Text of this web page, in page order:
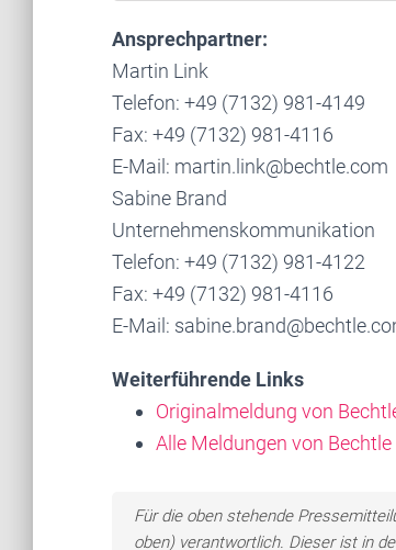
Ansprechpartner:
Martin Link
Telefon: +49 (7132) 981-4149
Fax: +49 (7132) 981-4116
E-Mail: martin.link@bechtle.com
Sabine Brand
Unternehmenskommunikation
Telefon: +49 (7132) 981-4122
Fax: +49 (7132) 981-4116
E-Mail:
Weiterführende Links
Originalmeldung von
Alle Meldungen von Bechtle
Für die oben stehende
oben) verantwortlich. Dieser ist in